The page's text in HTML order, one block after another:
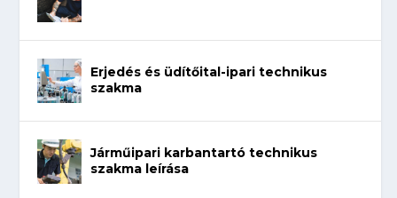
Erjedés és üdítőital-ipari technikus
szakma
Járműipari karbantartó technikus
szakma leírása